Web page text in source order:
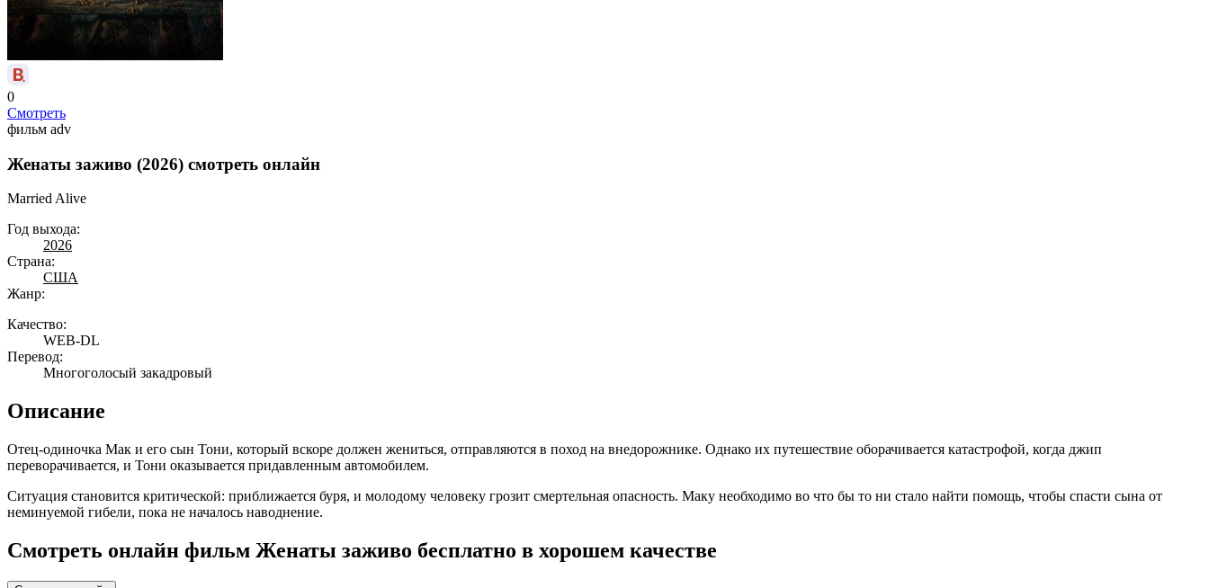
0
Смотреть
фильм adv
Женаты заживо (2026) смотреть онлайн
Married Alive
Год выхода:
2026
Страна:
США
Жанр:
Качество:
WEB-DL
Перевод:
Многоголосый закадровый
Описание
Отец-одиночка Мак и его сын Тони, который вскоре должен жениться, отправляются в поход на внедорожнике. Однако их путешествие оборачивается катастрофой, когда джип
переворачивается, и Тони оказывается придавленным автомобилем.
Ситуация становится критической: приближается буря, и молодому человеку грозит смертельная опасность. Маку необходимо во что бы то ни стало найти помощь, чтобы спасти сына от
неминуемой гибели, пока не началось наводнение.
Смотреть онлайн фильм Женаты заживо бесплатно в хорошем качестве